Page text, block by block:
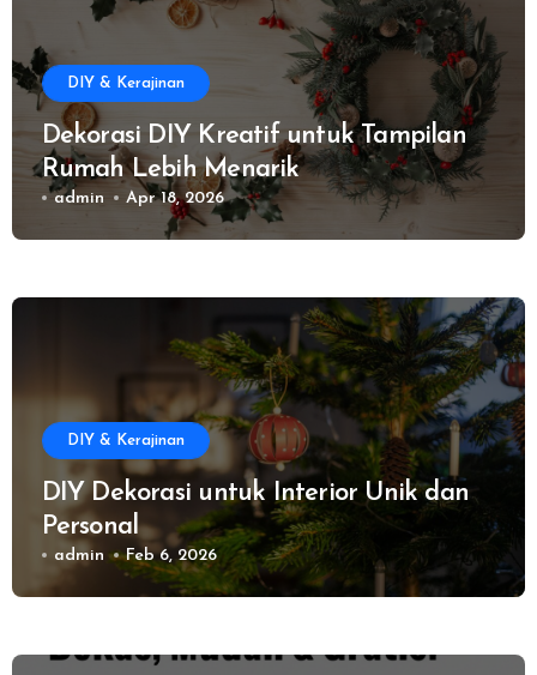
DIY & Kerajinan
Dekorasi DIY Kreatif untuk Tampilan
Rumah Lebih Menarik
admin Apr 18, 2026
DIY & Kerajinan
DIY Dekorasi untuk Interior Unik dan
Personal
admin Feb 6, 2026